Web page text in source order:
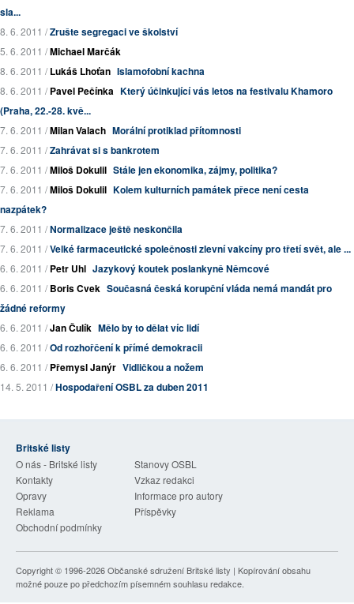
sla...
8. 6. 2011 /Zrušte segregaci ve školství
5. 6. 2011 /Michael Marčák
8. 6. 2011 /Lukáš Lhoťan Islamofobní kachna
8. 6. 2011 /Pavel Pečínka Který účinkující vás letos na festivalu Khamoro
(Praha, 22.-28. kvě...
7. 6. 2011 /Milan Valach Morální protiklad přítomnosti
7. 6. 2011 /Zahrávat si s bankrotem
7. 6. 2011 /Miloš Dokulil Stále jen ekonomika, zájmy, politika?
7. 6. 2011 /Miloš Dokulil Kolem kulturních památek přece není cesta
nazpátek?
7. 6. 2011 /Normalizace ještě neskončila
7. 6. 2011 /Velké farmaceutické společnosti zlevní vakcíny pro třetí svět, ale ...
6. 6. 2011 /Petr Uhl Jazykový koutek poslankyně Němcové
6. 6. 2011 /Boris Cvek Současná česká korupční vláda nemá mandát pro
žádné reformy
6. 6. 2011 /Jan Čulík Mělo by to dělat víc lidí
6. 6. 2011 /Od rozhořčení k přímé demokracii
6. 6. 2011 /Přemysl Janýr Vidličkou a nožem
14. 5. 2011 /Hospodaření OSBL za duben 2011
Britské listy
O nás - Britské listy
Stanovy OSBL
Kontakty
Vzkaz redakci
Opravy
Informace pro autory
Reklama
Příspěvky
Obchodní podmínky
Copyright © 1996-2026Občanské sdružení Britské listy | Kopírování obsahu
možné pouze po předchozím písemném souhlasu redakce.